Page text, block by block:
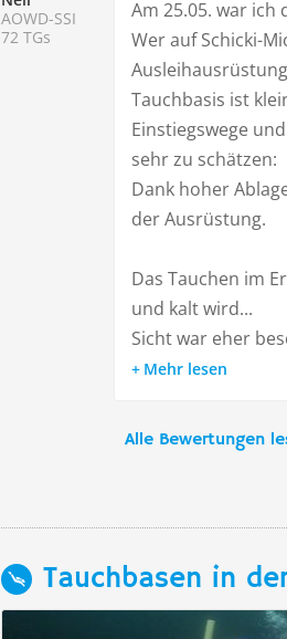
AOWD-SSI
72 TGs
Am 25.05. war ich
Wer auf Schicki-
Tauchbasis ist
Einstiegswege
sehr zu schätzen:
Dank hoher
der Ausrüstung.
Das Tauchen im
und kalt wird...
Sicht war eher
Mehr lesen
Alle Bewertungen
Tauchbasen in